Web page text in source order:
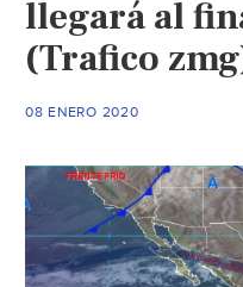
regíon
(Vanguardía
llegará al
(Trafico
08 ENERO 2020